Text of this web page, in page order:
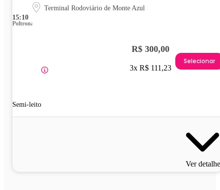
15:10
Terminal Rodoviário de Monte Azul
Poltrona
Semi-leito
R$ 300,00
3x R$ 111,23
Selecionar
Ver